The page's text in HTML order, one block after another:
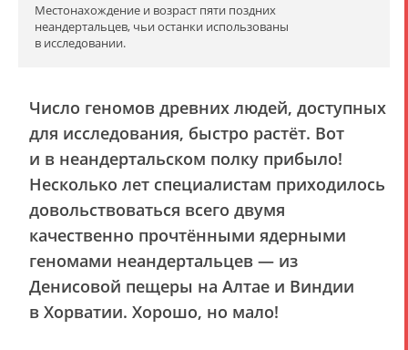
Местонахождение и возраст пяти поздних
неандертальцев, чьи останки использованы
в исследовании.
Число геномов древних людей, доступных
для исследования, быстро растёт. Вот
и в неандертальском полку прибыло!
Несколько лет специалистам приходилось
довольствоваться всего двумя
качественно прочтёнными ядерными
геномами неандертальцев — из
Денисовой пещеры на Алтае и Виндии
в Хорватии. Хорошо, но мало!